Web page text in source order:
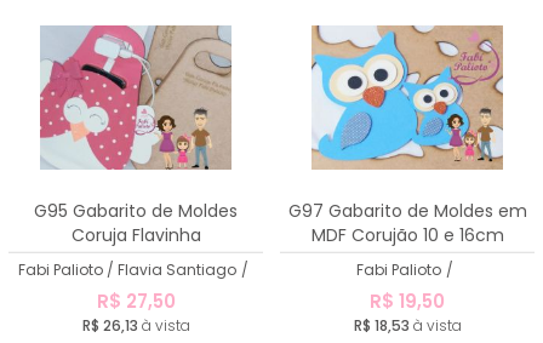
G95 Gabarito de Moldes
Coruja Flavinha
Fabi Palioto / Flavia Santiago /
R$ 27,50
R$ 26,13 à vista
G97 Gabarito de Moldes em
MDF Corujão 10 e 16cm
Fabi Palioto /
R$ 19,50
R$ 18,53 à vista